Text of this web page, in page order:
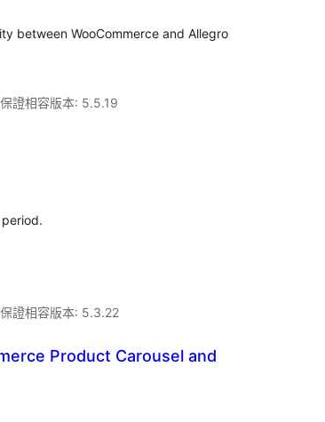
between WooCommerce and Allegro
保證相容版本: 5.5.19
保證相容版本: 5.3.22
Product Carousel and